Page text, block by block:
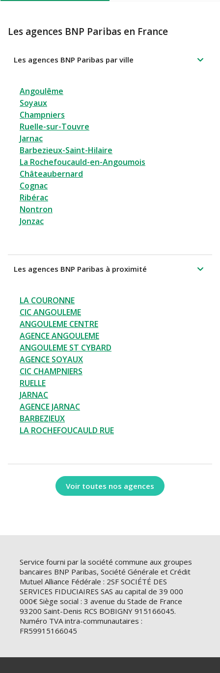
Les agences BNP Paribas en France
Les agences BNP Paribas par ville
Angoulême
Soyaux
Champniers
Ruelle-sur-Touvre
Jarnac
Barbezieux-Saint-Hilaire
La Rochefoucauld-en-Angoumois
Châteaubernard
Cognac
Ribérac
Nontron
Jonzac
Les agences BNP Paribas à proximité
LA COURONNE
CIC ANGOULEME
ANGOULEME CENTRE
AGENCE ANGOULEME
ANGOULEME ST CYBARD
AGENCE SOYAUX
CIC CHAMPNIERS
RUELLE
JARNAC
AGENCE JARNAC
BARBEZIEUX
LA ROCHEFOUCAULD RUE
Voir toutes nos agences
Service fourni par la société commune aux groupes
bancaires BNP Paribas, Société Générale et Crédit
Mutuel Alliance Fédérale : 2SF SOCIÉTÉ DES
SERVICES FIDUCIAIRES SAS au capital de 39 000
000€ Siège social : 3 avenue du Stade de France
93200 Saint-Denis RCS BOBIGNY 915166045.
Numéro TVA intra-communautaires :
FR59915166045